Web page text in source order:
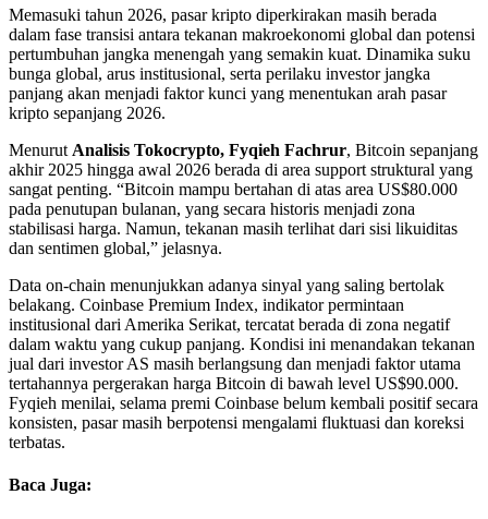
Memasuki tahun 2026, pasar kripto diperkirakan masih berada
dalam fase transisi antara tekanan makroekonomi global dan potensi
pertumbuhan jangka menengah yang semakin kuat. Dinamika suku
bunga global, arus institusional, serta perilaku investor jangka
panjang akan menjadi faktor kunci yang menentukan arah pasar
kripto sepanjang 2026.
Menurut Analisis Tokocrypto, Fyqieh Fachrur, Bitcoin sepanjang
akhir 2025 hingga awal 2026 berada di area support struktural yang
sangat penting. “Bitcoin mampu bertahan di atas area US$80.000
pada penutupan bulanan, yang secara historis menjadi zona
stabilisasi harga. Namun, tekanan masih terlihat dari sisi likuiditas
dan sentimen global,” jelasnya.
Data on-chain menunjukkan adanya sinyal yang saling bertolak
belakang. Coinbase Premium Index, indikator permintaan
institusional dari Amerika Serikat, tercatat berada di zona negatif
dalam waktu yang cukup panjang. Kondisi ini menandakan tekanan
jual dari investor AS masih berlangsung dan menjadi faktor utama
tertahannya pergerakan harga Bitcoin di bawah level US$90.000.
Fyqieh menilai, selama premi Coinbase belum kembali positif secara
konsisten, pasar masih berpotensi mengalami fluktuasi dan koreksi
terbatas.
Baca Juga: